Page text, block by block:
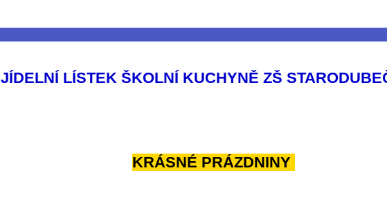
JÍDELNÍ LÍSTEK ŠKOLNÍ KUCHYNĚ ZŠ
KRÁSNÉ PRÁZDNINY